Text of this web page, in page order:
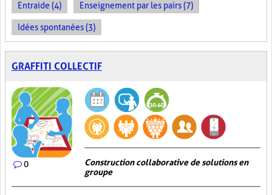
Entraide (4) Enseignement par les pairs (7)
Idées spontanées (3)
GRAFFITI COLLECTIF
0
Construction collaborative de solutions en
groupe